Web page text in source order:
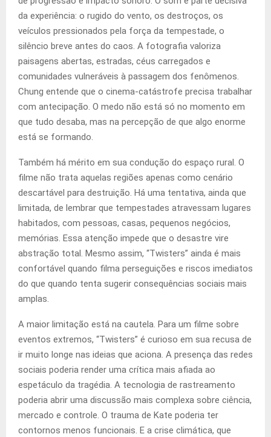
da experiência: o rugido do vento, os destroços, os
veículos pressionados pela força da tempestade, o
silêncio breve antes do caos. A fotografia valoriza
paisagens abertas, estradas, céus carregados e
comunidades vulneráveis à passagem dos fenômenos.
Chung entende que o cinema-catástrofe precisa trabalhar
com antecipação. O medo não está só no momento em
que tudo desaba, mas na percepção de que algo enorme
está se formando.
Também há mérito em sua condução do espaço rural. O
filme não trata aquelas regiões apenas como cenário
descartável para destruição. Há uma tentativa, ainda que
limitada, de lembrar que tempestades atravessam lugares
habitados, com pessoas, casas, pequenos negócios,
memórias. Essa atenção impede que o desastre vire
abstração total. Mesmo assim, “Twisters” ainda é mais
confortável quando filma perseguições e riscos imediatos
do que quando tenta sugerir consequências sociais mais
amplas.
A maior limitação está na cautela. Para um filme sobre
eventos extremos, “Twisters” é curioso em sua recusa de
ir muito longe nas ideias que aciona. A presença das redes
sociais poderia render uma crítica mais afiada ao
espetáculo da tragédia. A tecnologia de rastreamento
poderia abrir uma discussão mais complexa sobre ciência,
mercado e controle. O trauma de Kate poderia ter
contornos menos funcionais. E a crise climática, que